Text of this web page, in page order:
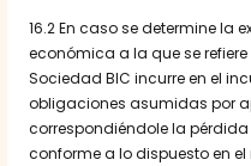
16.2 En caso se determine la
económica a la que se
Sociedad BIC incurre en el
obligaciones asumidas por
correspondiéndole la
conforme a lo dispuesto en el